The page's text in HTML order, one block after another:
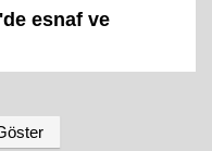
esnaf ve